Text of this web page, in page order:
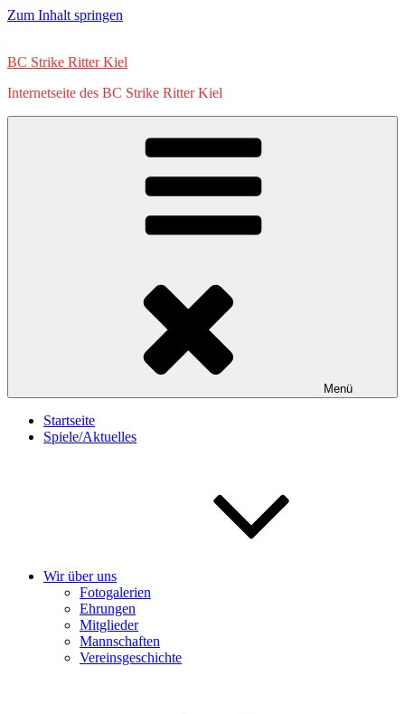
Zum Inhalt springen
BC Strike Ritter Kiel
Internetseite des BC Strike Ritter Kiel
Menü
Startseite
Spiele/Aktuelles
Wir über uns
Fotogalerien
Ehrungen
Mitglieder
Mannschaften
Vereinsgeschichte